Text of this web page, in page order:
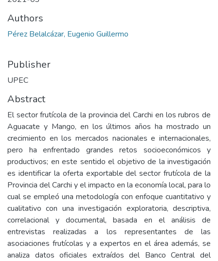
Authors
Pérez Belalcázar, Eugenio Guillermo
Publisher
UPEC
Abstract
El sector frutícola de la provincia del Carchi en los rubros de
Aguacate y Mango, en los últimos años ha mostrado un
crecimiento en los mercados nacionales e internacionales,
pero ha enfrentado grandes retos socioeconómicos y
productivos; en este sentido el objetivo de la investigación
es identificar la oferta exportable del sector frutícola de la
Provincia del Carchi y el impacto en la economía local, para lo
cual se empleó una metodología con enfoque cuantitativo y
cualitativo con una investigación exploratoria, descriptiva,
correlacional y documental, basada en el análisis de
entrevistas realizadas a los representantes de las
asociaciones frutícolas y a expertos en el área además, se
analiza datos oficiales extraídos del Banco Central del